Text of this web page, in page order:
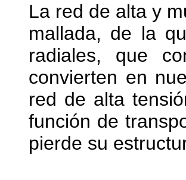
La red de alta y
mallada, de la
radiales, que
convierten en
red de alta
función de
pierde su